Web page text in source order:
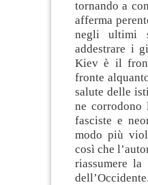
tornando a
afferma
negli ultimi
addestrare i
Kiev è il
fronte
salute delle
ne corrodono
fasciste e
modo più
così che
riassumere
dell’Occidente.